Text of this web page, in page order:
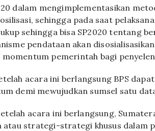
dalam mengimplementasikan
sehingga pada saat
sehingga bisa SP2020 tentang
pendataan akan
pemerintah bagi
acara ini berlangsung BPS
demi mewujudkan sumsel satu
acara ini berlangsung,
atau strategi-strategi khusus dalam